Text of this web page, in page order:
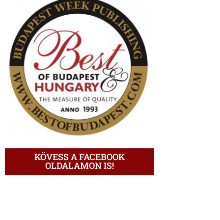
KÖVESS A FACEBOOK
OLDALAMON IS!